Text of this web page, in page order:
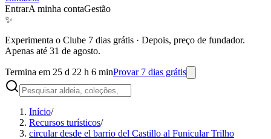
EntrarA minha contaGestão
✨
Experimenta o Clube 7 dias grátis · Depois, preço de fundador.
Apenas até 31 de agosto.
Termina em 25 d 22 h 6 minProvar 7 dias grátis
Início/
Recursos turísticos/
circular desde el barrio del Castillo al Funicular Trilho